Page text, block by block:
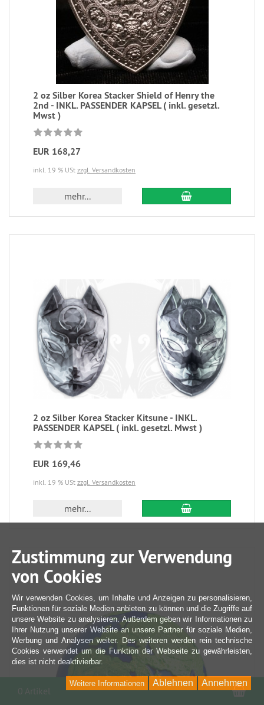
2 oz Silber Korea Stacker Shield of Henry the
2nd - INKL. PASSENDER KAPSEL ( inkl. gesetzl.
Mwst )
EUR 168,27
inkl. 19 % USt zzgl. Versandkosten
mehr...
2 oz Silber Korea Stacker Kitsune - INKL.
PASSENDER KAPSEL ( inkl. gesetzl. Mwst )
EUR 169,46
inkl. 19 % USt zzgl. Versandkosten
mehr...
Zustimmung zur Verwendung
von Cookies
Wir verwenden Cookies, um Inhalte und Anzeigen zu personalisieren,
Funktionen für soziale Medien anbieten zu können und die Zugriffe auf
unsere Website zu analysieren. Außerdem geben wir Informationen zu
Ihrer Nutzung unserer Website an unsere Partner für soziale Medien,
Werbung und Analysen weiter. Des weiteren werden rein technische
Cookies verwendet um die Funktion der Webseite zu gewährleisten,
dies ist nicht deaktivierbar.
Annehmen
Ablehnen
Weitere Informationen